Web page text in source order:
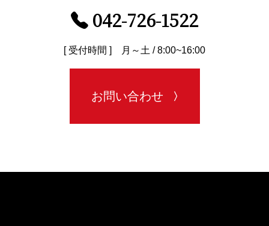
042-726-1522
[ 受付時間 ] 月～土 / 8:00~16:00
お問い合わせ